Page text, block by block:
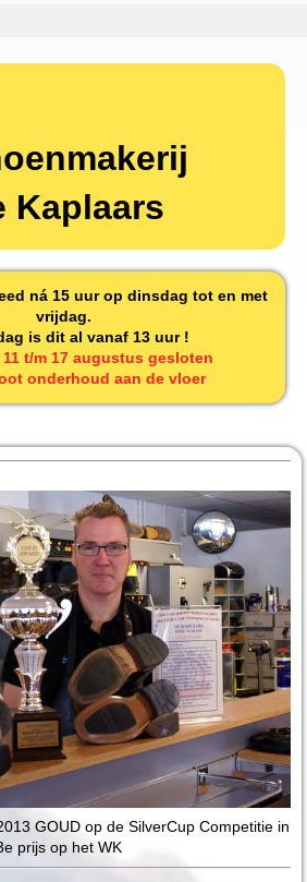
Kaplaars
ná 15 uur op dinsdag tot en met
vrijdag.
is dit al vanaf 13 uur !
t/m 17 augustus gesloten
onderhoud aan de vloer
GOUD op de SilverCup Competitie in
prijs op het WK